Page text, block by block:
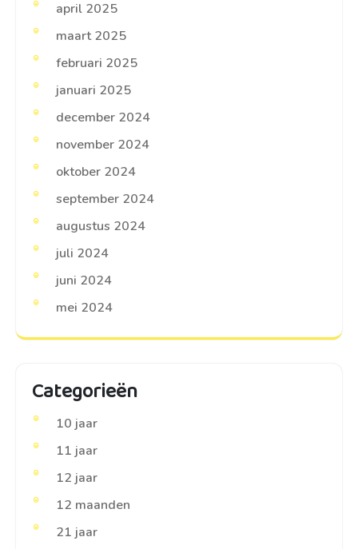
april 2025
maart 2025
februari 2025
januari 2025
december 2024
november 2024
oktober 2024
september 2024
augustus 2024
juli 2024
juni 2024
mei 2024
Categorieën
10 jaar
11 jaar
12 jaar
12 maanden
21 jaar